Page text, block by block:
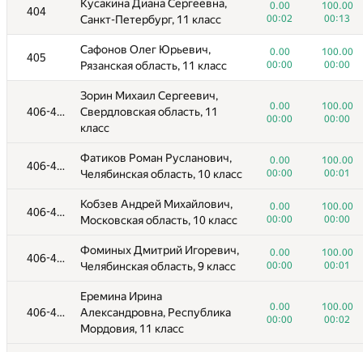
404
Кусакина Диана Сергеевна,
Санкт-Петербург, 11 класс
0.00
00:02
100.00
00:13
405
Сафонов Олег Юрьевич,
Рязанская область, 11 класс
0.00
00:00
100.00
00:00
406-415
Зорин Михаил Сергеевич,
Свердловская область, 11
класс
0.00
00:00
100.00
00:00
406-415
Фатиков Роман Русланович,
Челябинская область, 10 класс
0.00
00:00
100.00
00:01
406-415
Кобзев Андрей Михайлович,
Московская область, 10 класс
0.00
00:00
100.00
00:00
406-415
Фоминых Дмитрий Игоревич,
Челябинская область, 9 класс
0.00
00:00
100.00
00:01
406-415
Еремина Ирина
Александровна, Республика
Мордовия, 11 класс
0.00
00:00
100.00
00:02